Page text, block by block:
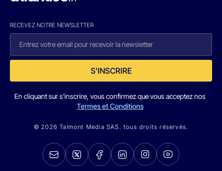
RECEVEZ NOTRE NEWSLETTER
S'INSCRIRE
En cliquant sur s'inscrire, vous confirmez que vous acceptez nos
Termes et Conditions
© 2026 Talmont Media SAS. tous droits réservés.